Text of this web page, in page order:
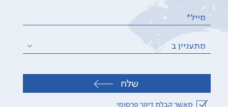
מייל*
מתעניין ב
מאשר קבלת דיוור פרסומי
שלח